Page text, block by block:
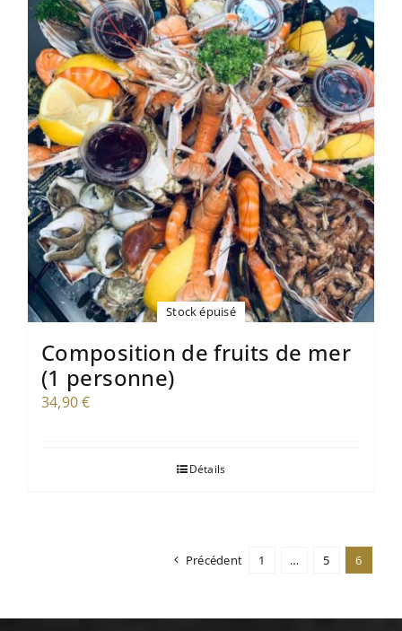
Stock épuisé
Composition de fruits de mer
(1 personne)
34,90€
Détails
Précédent 1 … 5 6